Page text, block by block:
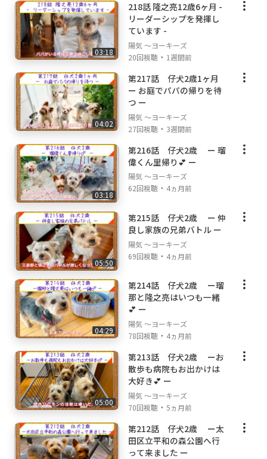
03:18
218話 隆之亮12歳6ヶ月 -
リーダーシップを発揮し
ています -
陽気 ～ヨーキーズ
20回視聴 ・ 1週間前
04:02
第217話 仔犬2歳1ヶ月
ー お庭でパパの帰りを待
つ ー
陽気 ～ヨーキーズ
27回視聴 ・ 3週間前
03:18
第216話 仔犬2歳 ー 瑠
偉くん里帰り💕 ー
陽気 ～ヨーキーズ
62回視聴 ・ 4ヵ月前
05:50
第215話 仔犬2歳 ー 仲
良し家族の兄弟バトル ー
陽気 ～ヨーキーズ
69回視聴 ・ 4ヵ月前
04:29
第214話 仔犬2歳 ー瑠
那と隆之亮はいつも一緒
💕 ー
陽気 ～ヨーキーズ
78回視聴 ・ 4ヵ月前
05:00
第213話 仔犬2歳 ーお
散歩も病院もお出かけは
大好き💕 ー
陽気 ～ヨーキーズ
70回視聴 ・5ヵ月前
第212話 仔犬2歳 ー太
田区立平和の森公園へ行
って来ました ー